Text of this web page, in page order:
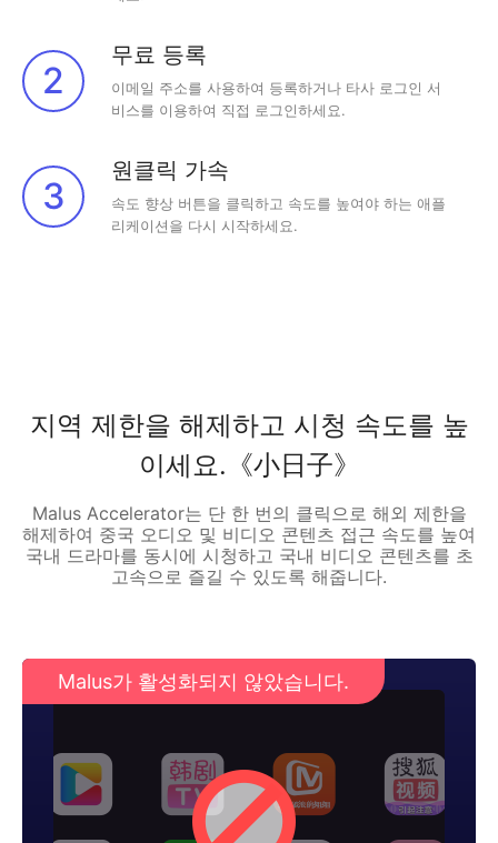
2
무료 등록
이메일 주소를 사용하여 등록하거나 타사 로그인 서
비스를 이용하여 직접 로그인하세요.
3
원클릭 가속
속도 향상 버튼을 클릭하고 속도를 높여야 하는 애플
리케이션을 다시 시작하세요.
지역 제한을 해제하고 시청 속도를 높
이세요.《小日子》
Malus Accelerator는 단 한 번의 클릭으로 해외 제한을
해제하여 중국 오디오 및 비디오 콘텐츠 접근 속도를 높여
국내 드라마를 동시에 시청하고 국내 비디오 콘텐츠를 초
고속으로 즐길 수 있도록 해줍니다.
Malus가 활성화되지 않았습니다.